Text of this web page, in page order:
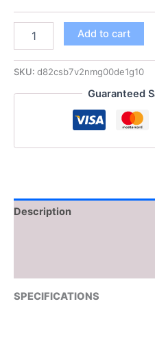
صيفية
بالدانتيل،
بياقة
V،
بأكمام
من
قسم
التعديل
Add to cart
SKU: d82csb7v2nmg00de1g10
Guaranteed
Description
SPECIFICATIONS